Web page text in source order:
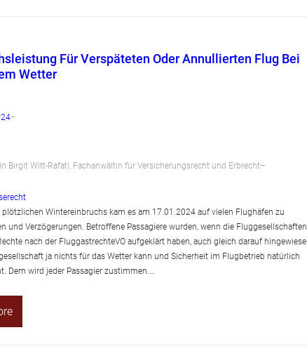
Für Verspäteten Oder Annullierten Flug Bei
Wetter
–
Birgit Witt-Rafati, Fachanwältin für Versicherungsrecht und Erbrecht–
Wintereinbruchs kam es am 17.01.2024 auf vielen Flughäfen zu
und Verzögerungen. Betroffene Passagiere wurden, wenn die Fluggesellschaften
nach der FluggastrechteVO aufgeklärt haben, auch gleich darauf
ja nichts für das Wetter kann und Sicherheit im Flugbetrieb natürlich
Dem wird jeder Passagier zustimmen.…